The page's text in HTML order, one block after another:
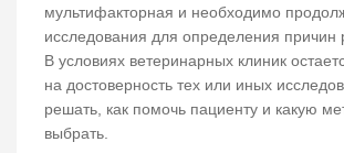
мультифакторная и необходимо
исследования для определения
В условиях ветеринарных клиник
на достоверность тех или иных
решать, как помочь пациенту и какую
выбрать.